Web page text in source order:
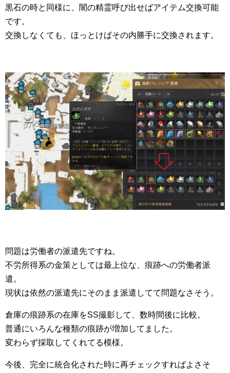
黒石の時と同様に、闇の精霊呼び出せばアイテム交換可能
です。
交換しなくても、ほっとけばその内勝手に交換されます。
問題は労働者の派遣先ですね。
不労所得系の金策としては最上位な、痕跡への労働者派
遣。
現状は依然の派遣先にそのまま派遣してて問題なさそう。
倉庫の痕跡系の在庫をSS撮影して、数時間後に比較。
普通にいろんな種類の痕跡が増加してました。
変わらず採取してくれてる模様。
今後、完全に統合化された時に再チェックすればよさそ